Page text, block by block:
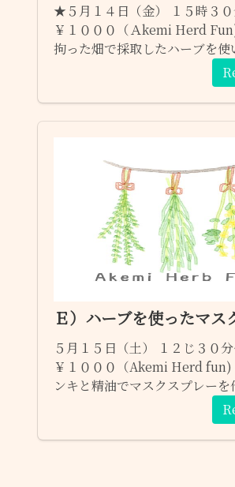
★５月１４日（金） １５時３
￥１０００（Ａkemi Herd
拘った畑で採取したハーブを使
を楽しみながら作ります。 ☆定
れば何時でもご参加頂けます
はお問い合わせフォームからも
す。 １）参加希望のワークシ
くお願いします～♫
５月１５日（土） １２じ３０
￥１０００（Akemi Herd fun)
ンキと精油でマスクスプレーを
（３０ml） ｛参加感想｝明る
気で作れます。とても香りで
にます。 ☆定員に空があれば